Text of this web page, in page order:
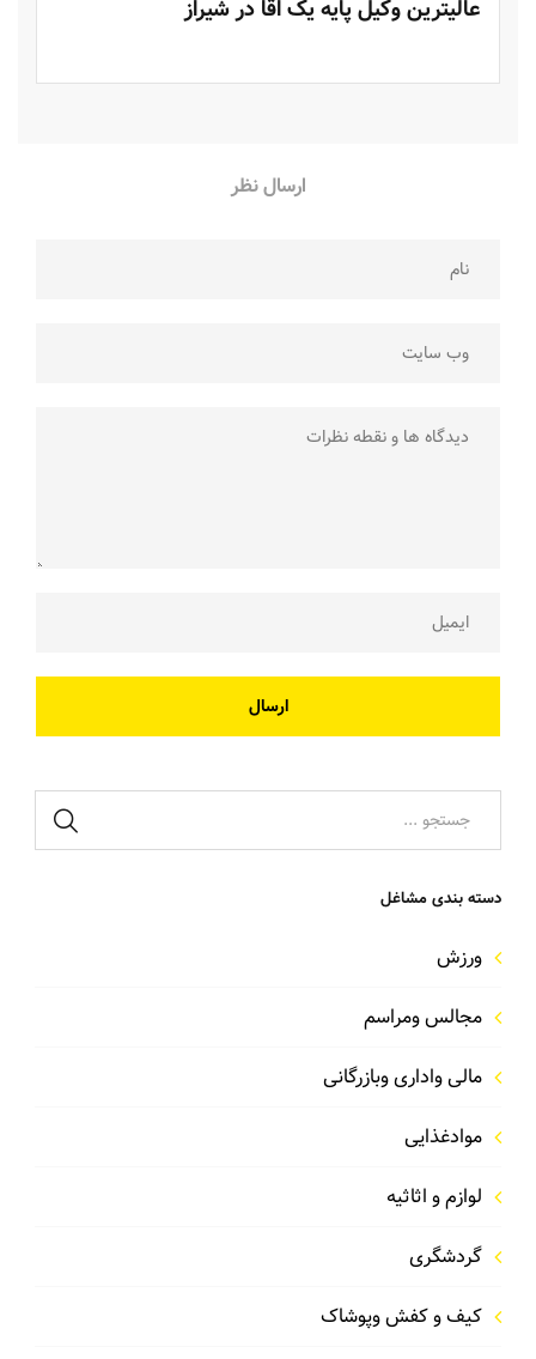
عالیترین وکیل پایه یک اقا در شیراز
ارسال نظر
ارسال
دسته بندی مشاغل
ورزش
مجالس ومراسم
مالی واداری وبازرگانی
موادغذایی
لوازم و اثاثیه
گردشگری
کیف و کفش وپوشاک